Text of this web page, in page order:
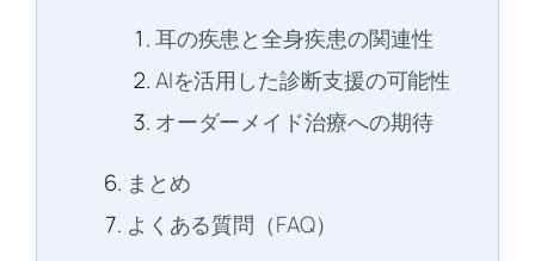
耳の疾患と全身疾患の関連性
AIを活用した診断支援の可能性
オーダーメイド治療への期待
まとめ
よくある質問（FAQ）